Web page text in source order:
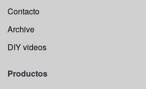
Contacto
Archive
DIY videos
Productos